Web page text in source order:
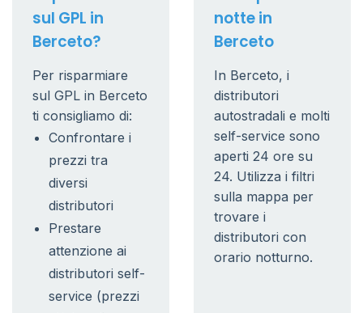
sul GPL in
Berceto?
Per risparmiare
sul GPL in Berceto
ti consigliamo di:
Confrontare i
prezzi tra
diversi
distributori
Prestare
attenzione ai
distributori self-
service (prezzi
notte in
Berceto
In Berceto, i
distributori
autostradali e molti
self-service sono
aperti 24 ore su
24. Utilizza i filtri
sulla mappa per
trovare i
distributori con
orario notturno.